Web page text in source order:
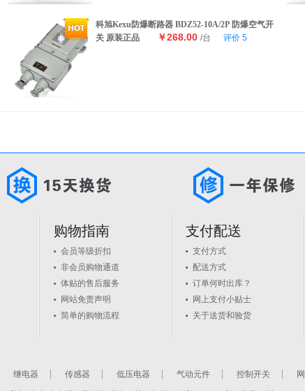
科旭Kexu防爆断路器 BDZ52-10A/2P 防爆空气开
关 原装正品
￥268.00 /台 评价 5
购物指南
会员等级折扣
非会员购物通道
体贴的售后服务
网站免责声明
简单的购物流程
支付配送
支付方式
配送方式
订单何时出库？
网上支付小贴士
关于送货和验货
继电器 传感器 低压电器 气动元件 控制开关